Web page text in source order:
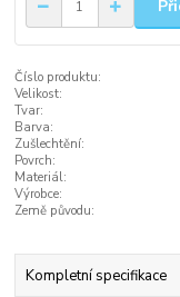
Číslo produktu:
Velikost:
Tvar:
Barva:
Zušlechtění:
Povrch:
Materiál:
Výrobce:
Země původu:
Kompletní specifikace